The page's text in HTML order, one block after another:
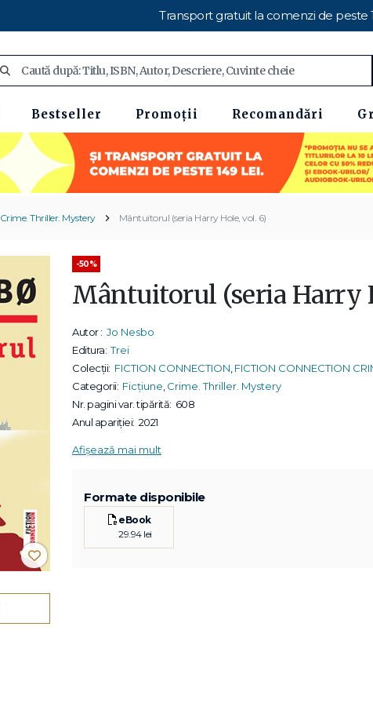
Transport gratuit la comenzi de peste
Bestseller Promoții Recomandări
Crime. Thriller. Mystery Mântuitorul (seria Harry Hole, vol. 6)
-50%
Mântuitorul (seria Harry
Autor : Jo Nesbo
Editura: Trei
Colecții: FICTION CONNECTION FICTION CONNECTION
Categorii: Ficțiune Crime. Thriller. Mystery
Nr. pagini var. tipărită: 608
Anul apariției: 2021
Afișează mai mult
Formate disponibile
eBook
29.94 lei